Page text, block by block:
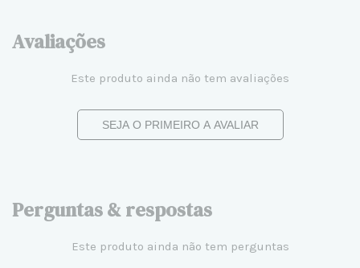
Avaliações
Este produto ainda não tem avaliações
SEJA O PRIMEIRO A AVALIAR
Perguntas & respostas
Este produto ainda não tem perguntas